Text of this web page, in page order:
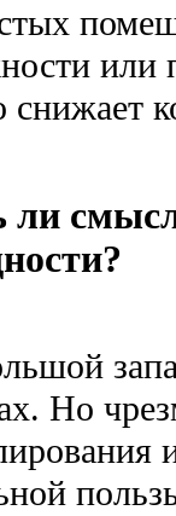
или
снижает
ли
Но